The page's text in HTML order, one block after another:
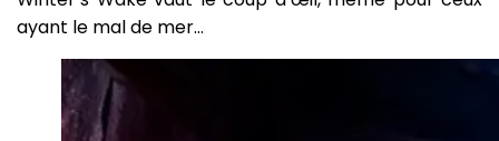
ayant le mal de mer…